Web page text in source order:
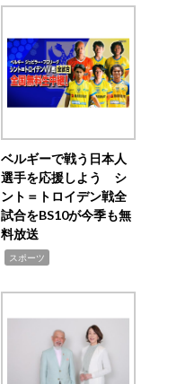
ベルギーで戦う日本人
選手を応援しよう シ
ント＝トロイデン戦全
試合をBS10が今季も無
料放送
スポーツ